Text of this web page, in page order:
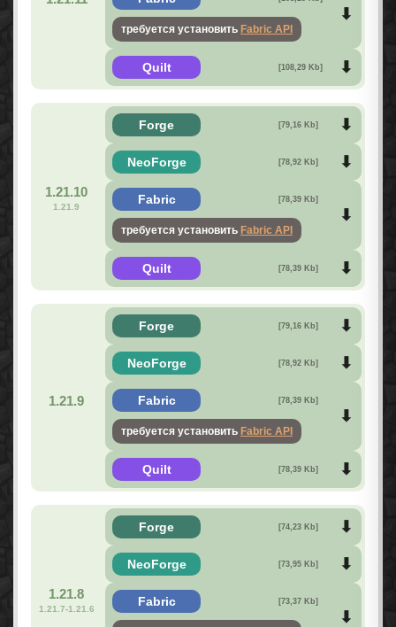
требуется установить Fabric API
Quilt [108,29 Kb]
1.21.10
1.21.9
Forge [79,16 Kb]
NeoForge [78,92 Kb]
Fabric [78,39 Kb]
требуется установить Fabric API
Quilt [78,39 Kb]
1.21.9
Forge [79,16 Kb]
NeoForge [78,92 Kb]
Fabric [78,39 Kb]
требуется установить Fabric API
Quilt [78,39 Kb]
1.21.8
1.21.7-1.21.6
Forge [74,23 Kb]
NeoForge [73,95 Kb]
Fabric [73,37 Kb]